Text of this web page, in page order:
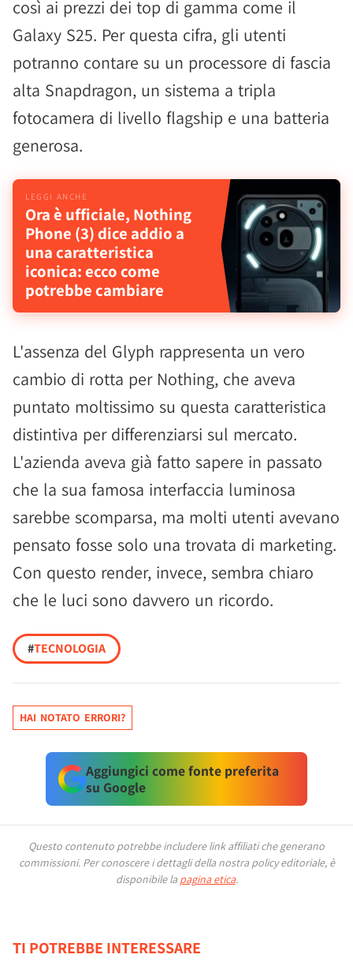
così ai prezzi dei top di gamma come il
Galaxy S25. Per questa cifra, gli utenti
potranno contare su un processore di fascia
alta Snapdragon, un sistema a tripla
fotocamera di livello flagship e una batteria
generosa.
Ora è ufficiale, Nothing
Phone (3) dice addio a
una caratteristica
iconica: ecco come
potrebbe cambiare
L'assenza del Glyph rappresenta un vero
cambio di rotta per Nothing, che aveva
puntato moltissimo su questa caratteristica
distintiva per differenziarsi sul mercato.
L'azienda aveva già fatto sapere in passato
che la sua famosa interfaccia luminosa
sarebbe scomparsa, ma molti utenti avevano
pensato fosse solo una trovata di marketing.
Con questo render, invece, sembra chiaro
che le luci sono davvero un ricordo.
#TECNOLOGIA
HAI NOTATO ERRORI?
Aggiungici come fonte preferita
su Google
Questo contenuto potrebbe includere link affiliati che generano
commissioni. Per conoscere i dettagli della nostra policy editoriale, è
disponibile la pagina etica.
TI POTREBBE INTERESSARE